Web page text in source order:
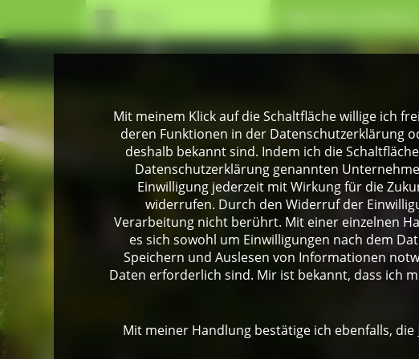
Mit meinem Klick auf die Schaltfläche willige ich
deren Funktionen in der Datenschutzerklärung
deshalb bekannt sind. Indem ich die
Datenschutzerklärung genannten
Einwilligung jederzeit mit Wirkung für die
widerrufen. Durch den Widerruf der
Verarbeitung nicht berührt. Mit einer einzelnen
es sich sowohl um Einwilligungen nach dem
Speichern und Auslesen von Informationen
Daten erforderlich sind. Mir ist bekannt, dass ich
Mit meiner Handlung bestätige ich ebenfalls, die